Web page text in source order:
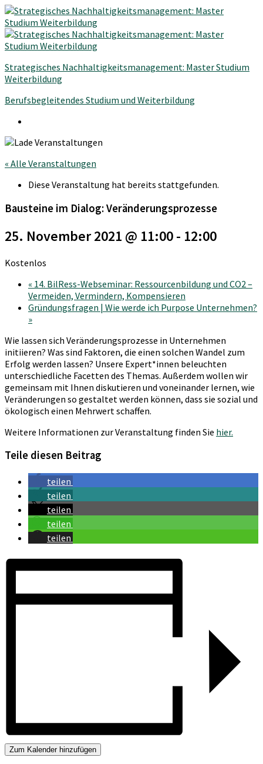
Strategisches Nachhaltigkeitsmanagement: Master Studium
Weiterbildung
Berufsbegleitendes Studium und Weiterbildung
« Alle Veranstaltungen
Diese Veranstaltung hat bereits stattgefunden.
Bausteine im Dialog: Veränderungsprozesse
25. November 2021 @ 11:00- 12:00
Kostenlos
« 14. BilRess-Webseminar: Ressourcenbildung und CO2 –
Vermeiden, Vermindern, Kompensieren
Gründungsfragen | Wie werde ich Purpose Unternehmen?
»
Wie lassen sich Veränderungsprozesse in Unternehmen
initiieren? Was sind Faktoren, die einen solchen Wandel zum
Erfolg werden lassen? Unsere Expert*innen beleuchten
unterschiedliche Facetten des Themas. Außerdem wollen wir
gemeinsam mit Ihnen diskutieren und voneinander lernen, wie
Veränderungen so gestaltet werden können, dass sie sozial und
ökologisch einen Mehrwert schaffen.
Weitere Informationen zur Veranstaltung finden Sie hier.
Teile diesen Beitrag
teilen
teilen
teilen
teilen
teilen
Zum Kalender hinzufügen